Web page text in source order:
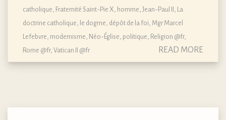
catholique Fraternité Saint-Pie X homme Jean-Paul II
La
doctrine catholique, le dogme, dépôt de la foi Mgr Marcel
Lefebvre modernisme Néo-Église politique Religion @fr,
Rome @fr, Vatican II @fr READ MORE